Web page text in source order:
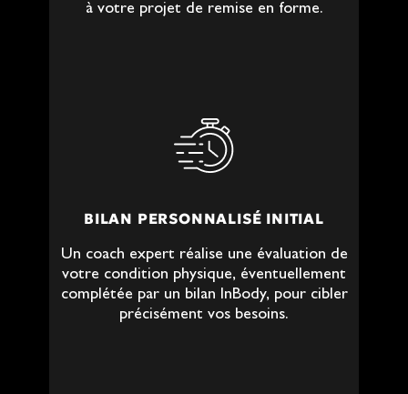
à votre projet de remise en forme.
BILAN PERSONNALISÉ INITIAL
Un coach expert réalise une évaluation de
votre condition physique, éventuellement
complétée par un bilan InBody, pour cibler
précisément vos besoins.